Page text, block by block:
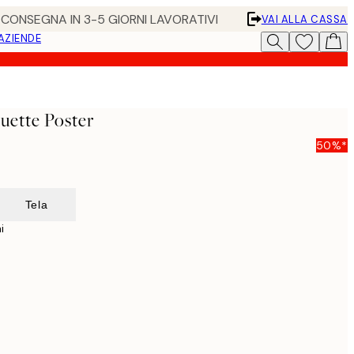
IN 3-5 GIORNI LAVORATIVI
VAI ALLA CASSA
Poster
50%*
Tela